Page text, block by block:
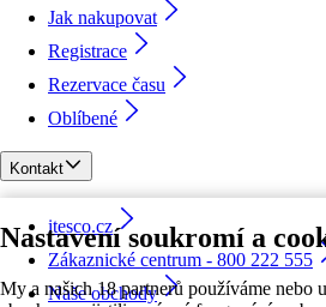
Nastavení soukromí a
My a našich 18 partnerů používáme nebo
Jak nakupovat
Registrace
Rezervace času
Oblíbené
Kontakt
itesco.cz
Zákaznické centrum - 800 222 555
Naše obchody